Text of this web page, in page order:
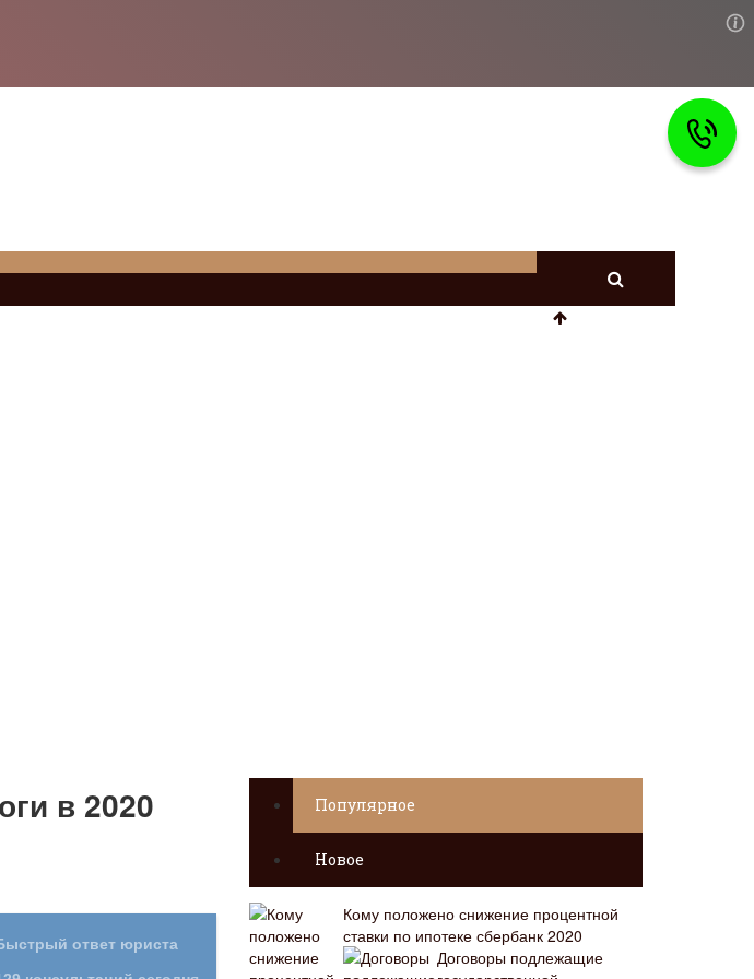
в 2020
Популярное
Новое
Кому положено снижение процентной
ставки по ипотеке сбербанк 2020
Договоры подлежащие